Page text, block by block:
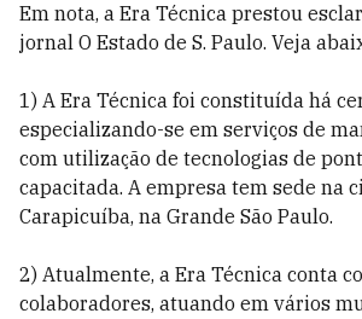
Em nota, a Era Técnica prestou
jornal O Estado de S. Paulo. Veja
1) A Era Técnica foi constituída há
especializando-se em serviços de
com utilização de tecnologias de
capacitada. A empresa tem sede na
Carapicuíba, na Grande São Paulo.
2) Atualmente, a Era Técnica conta
colaboradores, atuando em vários